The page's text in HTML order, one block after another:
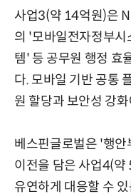
사업3(약 14억원)은
의 '모바일전자정부
템' 등 공무원 행정 효
다. 모바일 기반 공통
원 할당과 보안성 강
베스핀글로벌은 '행
이전을 담은 사업4(약
유연하게 대응할 수